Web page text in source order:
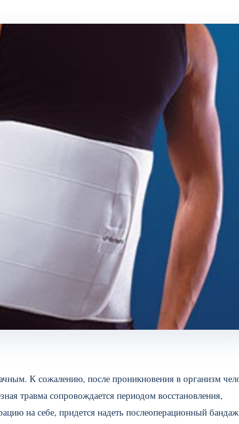
К сожалению, после проникновения в организм
травма сопровождается периодом восстановления,
на себе, придется надеть послеоперационный